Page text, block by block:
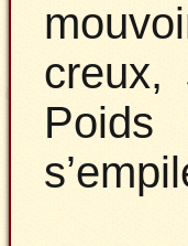
creux,